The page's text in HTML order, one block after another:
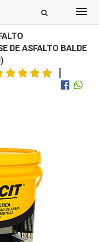
DE ASFALTO BALDE